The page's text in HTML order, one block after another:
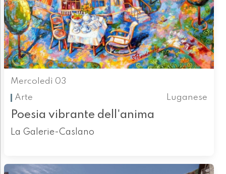
Mercoledì 03
Arte
Luganese
Poesia vibrante dell'anima
La Galerie-Caslano